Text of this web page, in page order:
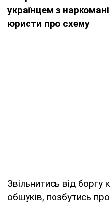
українцем з
юристи про схему
Звільнитись від боргу
обшуків, позбутись